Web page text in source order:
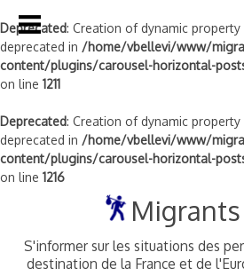
Deprecated: Creation of dynamic property
deprecated in /home/vbellevi/www/
content/plugins/carousel-horizontal-
on line 1211
Deprecated: Creation of dynamic property
deprecated in /home/vbellevi/www/
content/plugins/carousel-horizontal-
on line 1216
S'informer sur les situations des
destination de la France et de